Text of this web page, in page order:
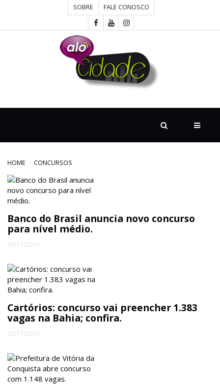
SOBRE FALE CONOSCO
DESTAQUE
DIVERSOS
ECONOMIA
EDUCAÇÃO
ESPORTE
HOME CONCURSOS
Banco do Brasil anuncia novo concurso
para nível médio.
29/11/2013
Cartórios: concurso vai preencher 1.383
vagas na Bahia; confira.
22/11/2013